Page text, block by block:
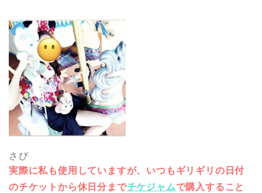
さぴ
実際に私も使用していますが、いつもギリギリの日付
のチケットから休日分までチケジャムで購入すること